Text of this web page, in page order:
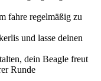
fahre regelmäßig zu
und lasse deinen
dein Beagle freut
Runde